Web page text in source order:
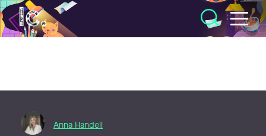
Illustratörcentrum
Anna Handell